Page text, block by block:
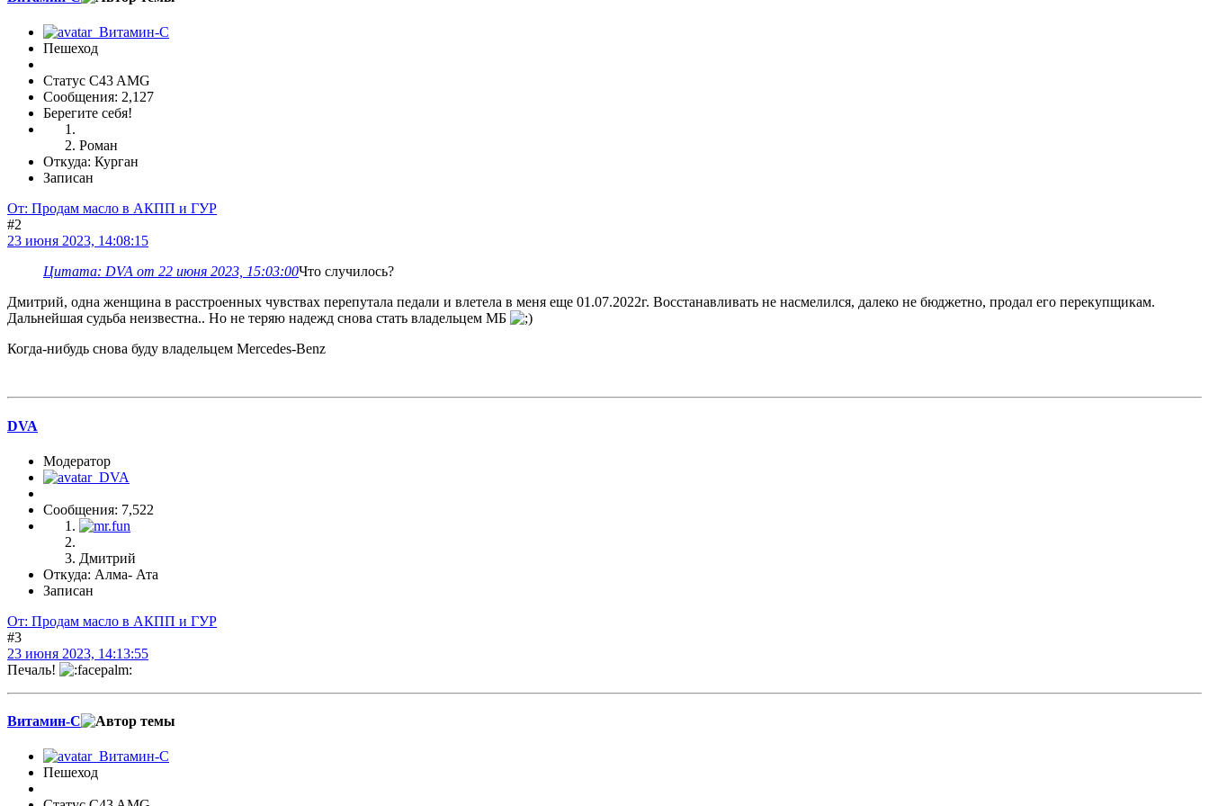
Пешеход
Статус C43 AMG
Сообщения: 2,127
Берегите себя!
Роман
Откуда: Курган
Записан
От: Продам масло в АКПП и ГУР
#2
23 июня 2023, 14:08:15
Цитата: DVA от 22 июня 2023, 15:03:00Что случилось?
Дмитрий, одна женщина в расстроенных чувствах перепутала педали и влетела в меня еще 01.07.2022г. Восстанавливать не насмелился, далеко не бюджетно, продал его перекупщикам.
Дальнейшая судьба неизвестна.. Но не теряю надежд снова стать владельцем МБ
Когда-нибудь снова буду владельцем Mercedes-Benz
DVA
Модератор
Сообщения: 7,522
Дмитрий
Откуда: Алма- Ата
Записан
От: Продам масло в АКПП и ГУР
#3
23 июня 2023, 14:13:55
Печаль!
Витамин-С
Пешеход